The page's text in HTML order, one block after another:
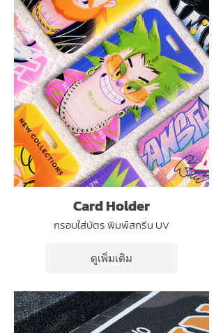
Card Holder
กรอบใส่บัตร พิมพ์สกรีน UV
ดูเพิ่มเติม